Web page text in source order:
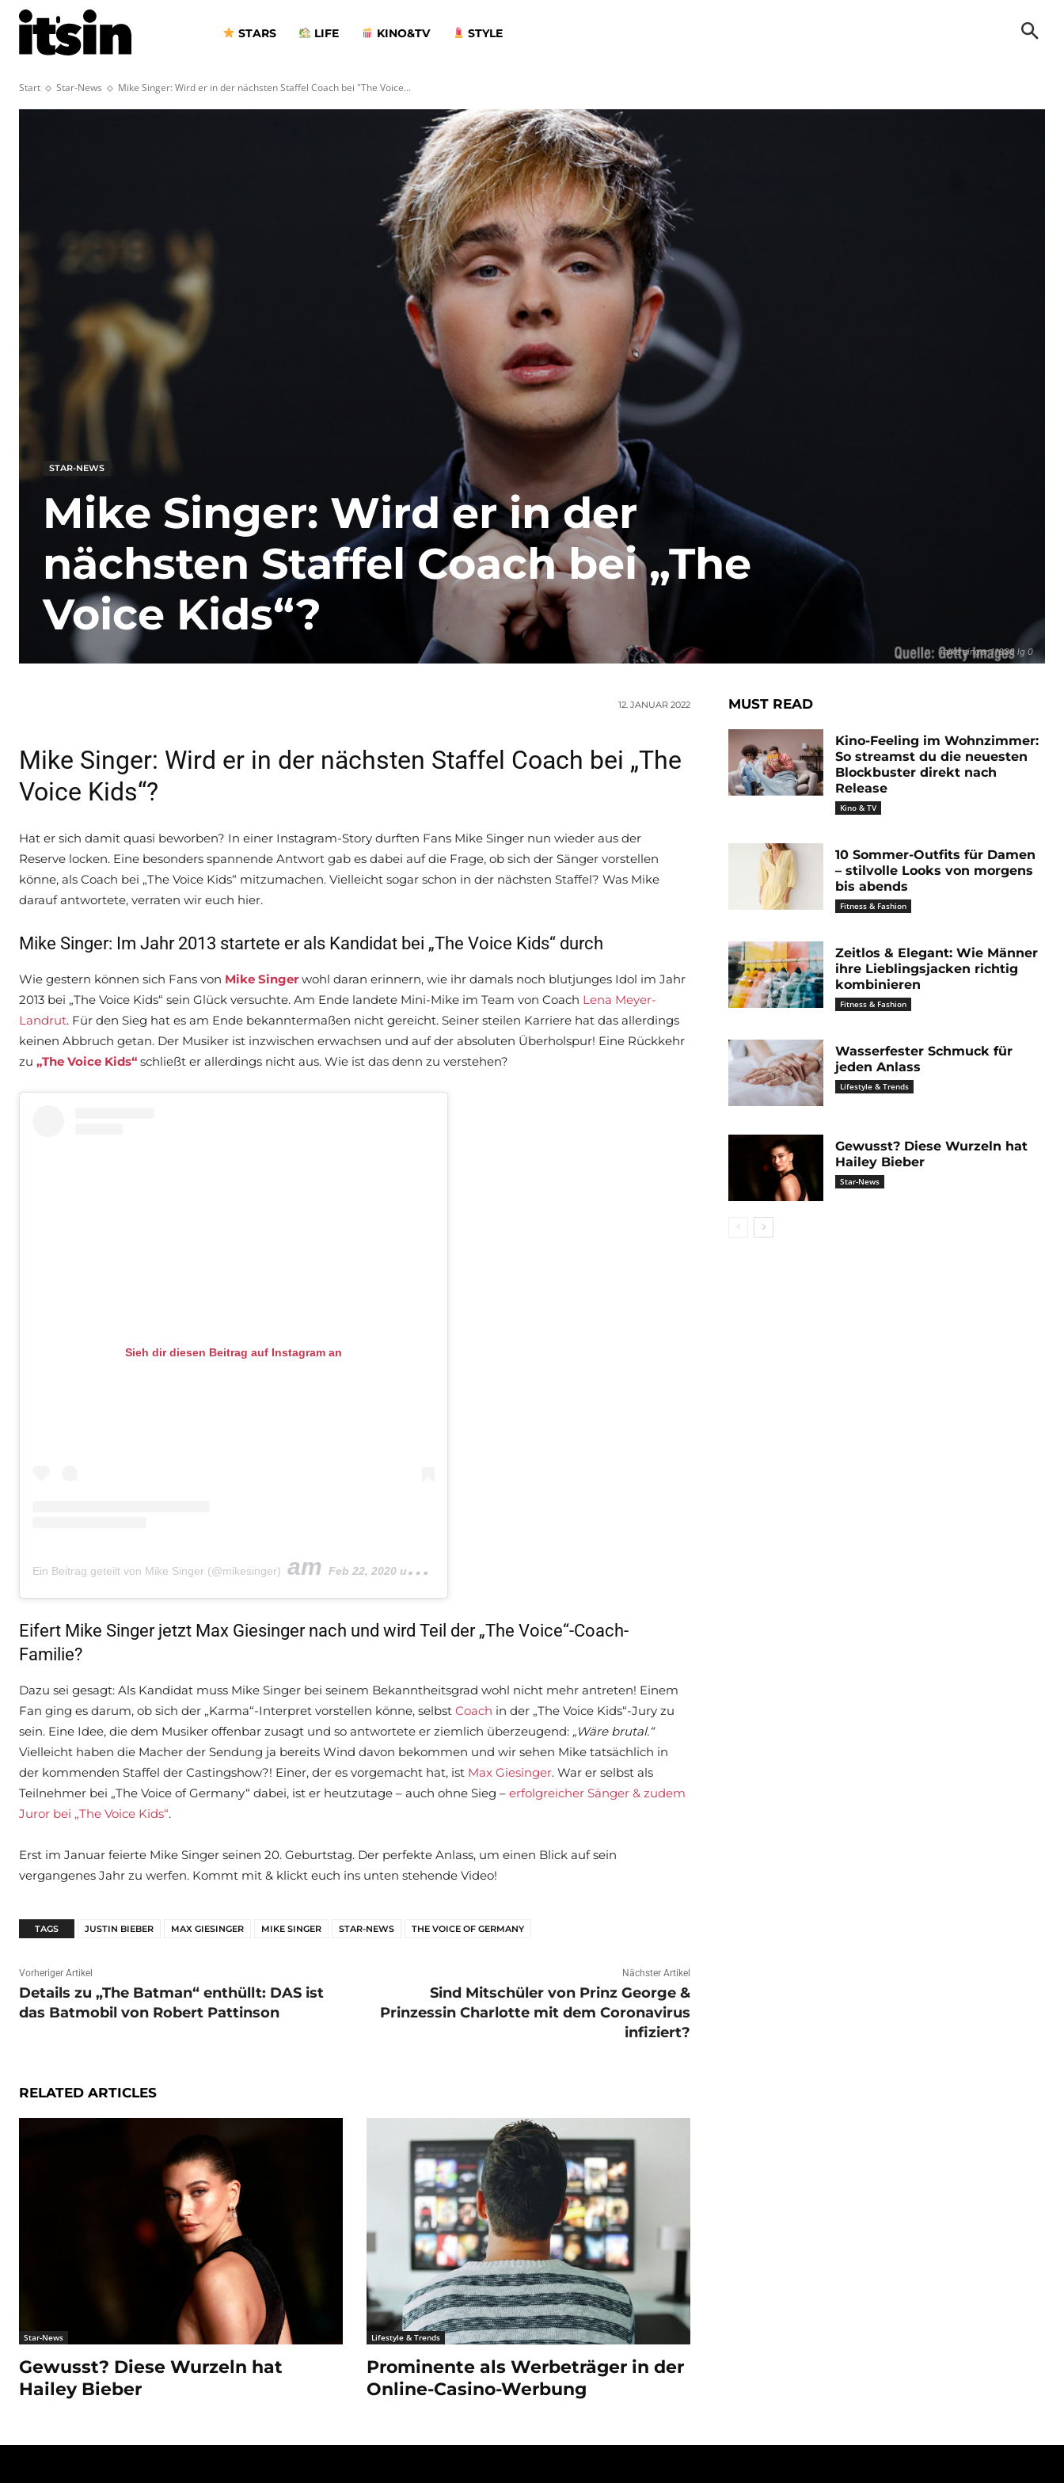
STARS LIFE KINO&TV STYLE
Start Star-News Mike Singer: Wird er in der nächsten Staffel Coach bei "The Voice...
mike singer 11838 lg 0
STAR-NEWS
Mike Singer: Wird er in der
nächsten Staffel Coach bei „The
Voice Kids“?
12. JANUAR 2022
Mike Singer: Wird er in der nächsten Staffel Coach bei „The
Voice Kids“?
Hat er sich damit quasi beworben? In einer Instagram-Story durften Fans Mike Singer nun wieder aus der
Reserve locken. Eine besonders spannende Antwort gab es dabei auf die Frage, ob sich der Sänger vorstellen
könne, als Coach bei „The Voice Kids“ mitzumachen. Vielleicht sogar schon in der nächsten Staffel? Was Mike
darauf antwortete, verraten wir euch hier.
Mike Singer: Im Jahr 2013 startete er als Kandidat bei „The Voice Kids“ durch
Wie gestern können sich Fans von Mike Singer wohl daran erinnern, wie ihr damals noch blutjunges Idol im Jahr
2013 bei „The Voice Kids“ sein Glück versuchte. Am Ende landete Mini-Mike im Team von Coach Lena Meyer-
Landrut. Für den Sieg hat es am Ende bekanntermaßen nicht gereicht. Seiner steilen Karriere hat das allerdings
keinen Abbruch getan. Der Musiker ist inzwischen erwachsen und auf der absoluten Überholspur! Eine Rückkehr
zu „The Voice Kids“ schließt er allerdings nicht aus. Wie ist das denn zu verstehen?
Sieh dir diesen Beitrag auf Instagram an
Ein Beitrag geteilt von Mike Singer (@mikesinger) am Feb 22, 2020 um 8:56 PST
Eifert Mike Singer jetzt Max Giesinger nach und wird Teil der „The Voice“-Coach-
Familie?
Dazu sei gesagt: Als Kandidat muss Mike Singer bei seinem Bekanntheitsgrad wohl nicht mehr antreten! Einem
Fan ging es darum, ob sich der „Karma“-Interpret vorstellen könne, selbst Coach in der „The Voice Kids“-Jury zu
sein. Eine Idee, die dem Musiker offenbar zusagt und so antwortete er ziemlich überzeugend: „Wäre brutal.“
Vielleicht haben die Macher der Sendung ja bereits Wind davon bekommen und wir sehen Mike tatsächlich in
der kommenden Staffel der Castingshow?! Einer, der es vorgemacht hat, ist Max Giesinger. War er selbst als
Teilnehmer bei „The Voice of Germany“ dabei, ist er heutzutage – auch ohne Sieg – erfolgreicher Sänger & zudem
Juror bei „The Voice Kids“.
Erst im Januar feierte Mike Singer seinen 20. Geburtstag. Der perfekte Anlass, um einen Blick auf sein
vergangenes Jahr zu werfen. Kommt mit & klickt euch ins unten stehende Video!
TAGS JUSTIN BIEBER MAX GIESINGER MIKE SINGER STAR-NEWS THE VOICE OF GERMANY
Vorheriger Artikel
Details zu „The Batman“ enthüllt: DAS ist
das Batmobil von Robert Pattinson
Nächster Artikel
Sind Mitschüler von Prinz George &
Prinzessin Charlotte mit dem Coronavirus
infiziert?
RELATED ARTICLES
Star-News
Gewusst? Diese Wurzeln hat
Hailey Bieber
Lifestyle & Trends
Prominente als Werbeträger in der
Online-Casino-Werbung
MUST READ
Kino-Feeling im Wohnzimmer:
So streamst du die neuesten
Blockbuster direkt nach
Release
Kino & TV
10 Sommer-Outfits für Damen
– stilvolle Looks von morgens
bis abends
Fitness & Fashion
Zeitlos & Elegant: Wie Männer
ihre Lieblingsjacken richtig
kombinieren
Fitness & Fashion
Wasserfester Schmuck für
jeden Anlass
Lifestyle & Trends
Gewusst? Diese Wurzeln hat
Hailey Bieber
Star-News